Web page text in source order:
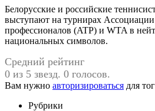
Белорусские и российские
выступают на турнирах
профессионалов (ATP) и WTA в
национальных символов.
Средний рейтинг
0 из 5 звезд. 0 голосов.
Вам нужно авторизироваться для
Рубрики